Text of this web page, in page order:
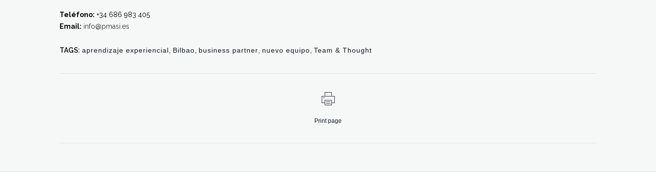
Teléfono: +34 686 983 405
Email: info@pmasi.es
TAGS: aprendizaje experiencial Bilbao business partner nuevo equipo Team & Thought
Print page